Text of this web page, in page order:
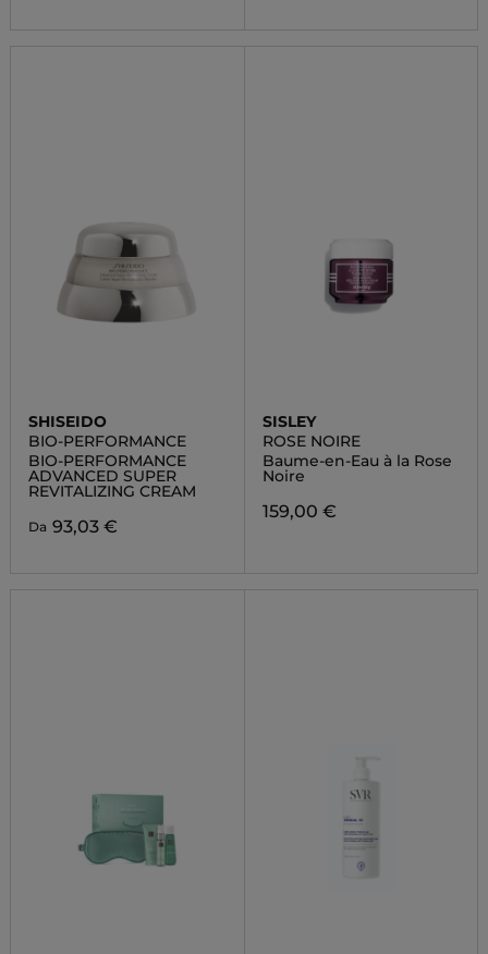
SHISEIDO
BIO-PERFORMANCE
BIO-PERFORMANCE
ADVANCED SUPER
REVITALIZING CREAM
Da 93,03 €
SISLEY
ROSE NOIRE
Baume-en-Eau à la Rose
Noire
159,00 €